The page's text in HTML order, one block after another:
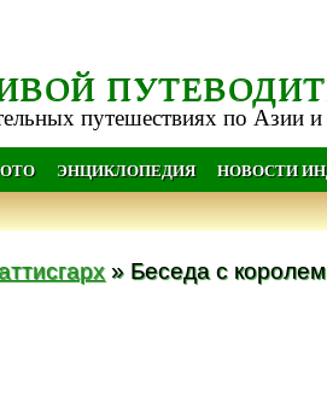
путешествиях по Азии и
ЭНЦИКЛОПЕДИЯ НОВОСТИ
» Беседа с королем